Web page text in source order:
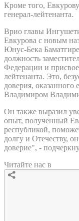
Кроме того,
генерал-лейтенанта.
Врио главы
Евкурова с новым
Юнус-Бека
должность
Федерации и
лейтенанта. Это,
доверия,
Владимиром
Он также выразил
опыт, полученный
республикой,
долгу и Отечеству,
доверие", -
Читайте нас в